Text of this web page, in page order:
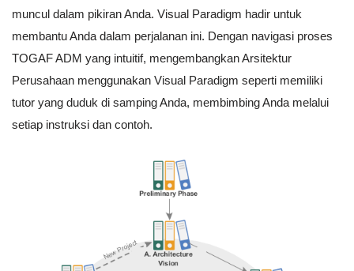
muncul dalam pikiran Anda. Visual Paradigm hadir untuk
membantu Anda dalam perjalanan ini. Dengan navigasi proses
TOGAF ADM yang intuitif, mengembangkan Arsitektur
Perusahaan menggunakan Visual Paradigm seperti memiliki
tutor yang duduk di samping Anda, membimbing Anda melalui
setiap instruksi dan contoh.